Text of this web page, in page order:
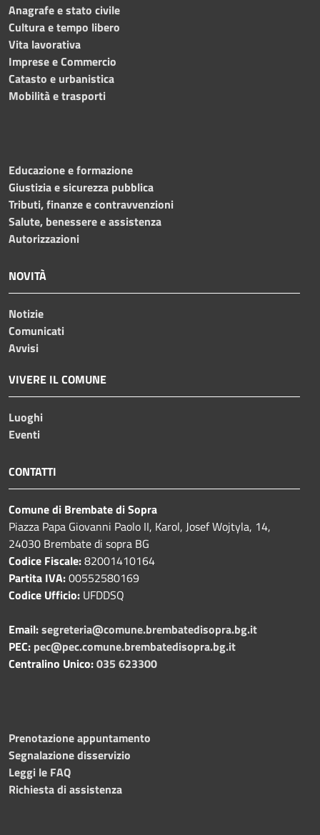
Anagrafe e stato civile
Cultura e tempo libero
Vita lavorativa
Imprese e Commercio
Catasto e urbanistica
Mobilità e trasporti
Educazione e formazione
Giustizia e sicurezza pubblica
Tributi, finanze e contravvenzioni
Salute, benessere e assistenza
Autorizzazioni
NOVITÀ
Notizie
Comunicati
Avvisi
VIVERE IL COMUNE
Luoghi
Eventi
CONTATTI
Comune di Brembate di Sopra
Piazza Papa Giovanni Paolo II, Karol, Josef Wojtyla, 14,
24030 Brembate di sopra BG
Codice Fiscale:82001410164
Partita IVA:00552580169
Codice Ufficio: UFDDSQ
Email:segreteria@comune.brembatedisopra.bg.it
PEC: pec@pec.comune.brembatedisopra.bg.it
Centralino Unico:035 623300
Prenotazione appuntamento
Segnalazione disservizio
Leggi le FAQ
Richiesta di assistenza